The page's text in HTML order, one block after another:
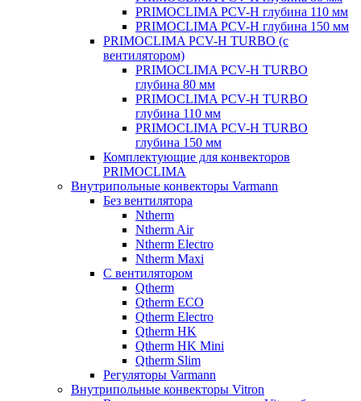
PRIMOCLIMA PCV-H глубина 110 мм
PRIMOCLIMA PCV-H глубина 150 мм
PRIMOCLIMA PCV-H TURBO (c
вентилятором)
PRIMOCLIMA PCV-H TURBO
глубина 80 мм
PRIMOCLIMA PCV-H TURBO
глубина 110 мм
PRIMOCLIMA PCV-H TURBO
глубина 150 мм
Комплектующие для конвекторов
PRIMOCLIMA
Внутрипольные конвекторы Varmann
Без вентилятора
Ntherm
Ntherm Air
Ntherm Electro
Ntherm Maxi
С вентилятором
Qtherm
Qtherm ECO
Qtherm Electro
Qtherm HK
Qtherm HK Mini
Qtherm Slim
Регуляторы Varmann
Внутрипольные конвекторы Vitron